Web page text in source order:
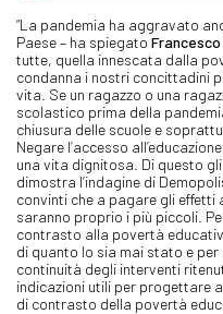
“La pandemia ha aggravato
Paese – ha spiegato
tutte, quella innescata dalla
condanna i nostri concittadini
vita. Se un ragazzo o una
scolastico prima della
chiusura delle scuole e
Negare l’accesso
una vita dignitosa. Di questo
dimostra l’indagine di
convinti che a pagare gli effetti
saranno proprio i più piccoli.
contrasto alla povertà
di quanto lo sia mai stato e
continuità degli interventi
indicazioni utili per progettare
di contrasto della povertà